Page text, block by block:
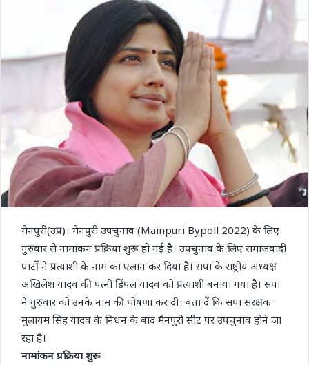
मैनपुरी(उप्र)। मैनपुरी उपचुनाव (Mainpuri Bypoll 2022) के लिए
गुरुवार से नामांकन प्रक्रिया शुरू हो गई है। उपचुनाव के लिए समाजवादी
पार्टी ने प्रत्याशी के नाम का एलान कर दिया है। सपा के राष्ट्रीय अध्यक्ष
अखिलेश यादव की पत्नी डिंपल यादव को प्रत्याशी बनाया गया है। सपा
ने गुरुवार को उनके नाम की घोषणा कर दी। बता दें कि सपा संरक्षक
मुलायम सिंह यादव के निधन के बाद मैनपुरी सीट पर उपचुनाव होने जा
रहा है।
नामांकन प्रक्रिया शुरू